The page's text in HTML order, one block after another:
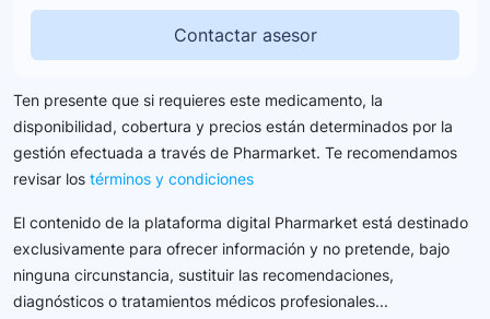
Contactar asesor
Ten presente que si requieres este medicamento, la
disponibilidad, cobertura y precios están determinados por la
gestión efectuada a través de Pharmarket. Te recomendamos
revisar los términos y condiciones
El contenido de la plataforma digital Pharmarket está destinado
exclusivamente para ofrecer información y no pretende, bajo
ninguna circunstancia, sustituir las recomendaciones,
diagnósticos o tratamientos médicos profesionales...